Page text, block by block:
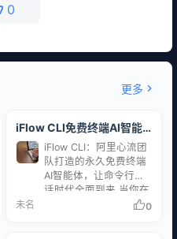
0
更多
iFlow CLI免费终端AI智能
体
iFlow CLI：阿里心流团
队打造的永久免费终端
AI智能体，让命令行对
话时代全面到来 当你在
终端中敲下“帮我写一个
未名 0